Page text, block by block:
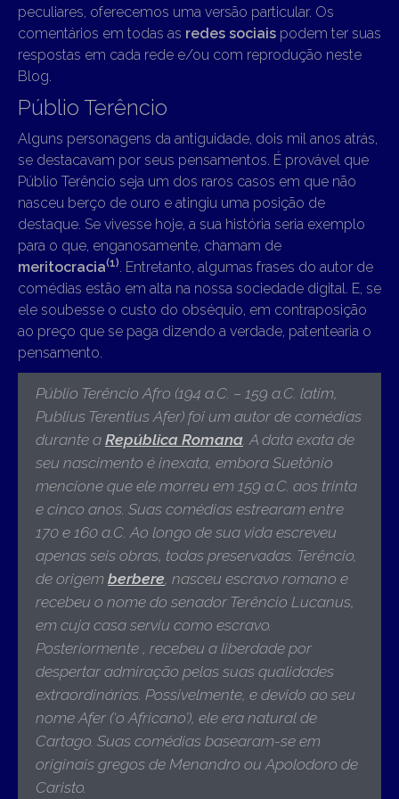
peculiares, oferecemos uma versão particular. Os
comentários em todas as redes sociais podem ter suas
respostas em cada rede e/ou com reprodução neste
Blog.
Públio Terêncio
Alguns personagens da antiguidade, dois mil anos atrás,
se destacavam por seus pensamentos. É provável que
Públio Terêncio seja um dos raros casos em que não
nasceu berço de ouro e atingiu uma posição de
destaque. Se vivesse hoje, a sua história seria exemplo
para o que, enganosamente, chamam de
meritocracia(1). Entretanto, algumas frases do autor de
comédias estão em alta na nossa sociedade digital. E, se
ele soubesse o custo do obséquio, em contraposição
ao preço que se paga dizendo a verdade, patentearia o
pensamento.
Públio Terêncio Afro (194 a.C. – 159 a.C. latim,
Publius Terentius Afer) foi um autor de comédias
durante a República Romana . A data exata de
seu nascimento é inexata, embora Suetônio
mencione que ele morreu em 159 a.C. aos trinta
e cinco anos. Suas comédias estrearam entre
170 e 160 a.C. Ao longo de sua vida escreveu
apenas seis obras, todas preservadas. Terêncio,
de origem berbere, nasceu escravo romano e
recebeu o nome do senador Terêncio Lucanus,
em cuja casa serviu como escravo.
Posteriormente , recebeu a liberdade por
despertar admiração pelas suas qualidades
extraordinárias. Possivelmente, e devido ao seu
nome Afer (‘o Africano’), ele era natural de
Cartago. Suas comédias basearam-se em
originais gregos de Menandro ou Apolodoro de
Caristo